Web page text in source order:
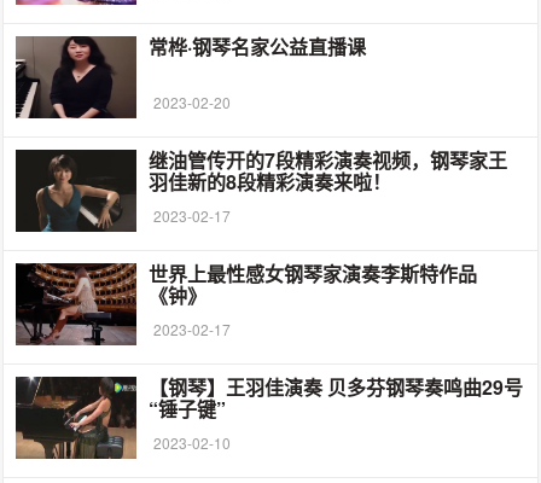
常桦·钢琴名家公益直播课
2023-02-20
继油管传开的7段精彩演奏视频，钢琴家王
羽佳新的8段精彩演奏来啦！
2023-02-17
世界上最性感女钢琴家演奏李斯特作品
《钟》
2023-02-17
【钢琴】王羽佳演奏 贝多芬钢琴奏鸣曲29号
“锤子键”
2023-02-10